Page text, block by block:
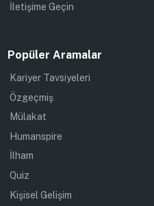
İletişime Geçin
Popüler Aramalar
Kariyer Tavsiyeleri
Özgeçmiş
Mülakat
Humanspire
İlham
Quiz
Kişisel Gelişim